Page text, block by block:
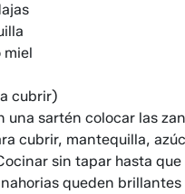
miel
cubrir)
una sartén colocar las
cubrir, mantequilla,
sin tapar hasta que
queden